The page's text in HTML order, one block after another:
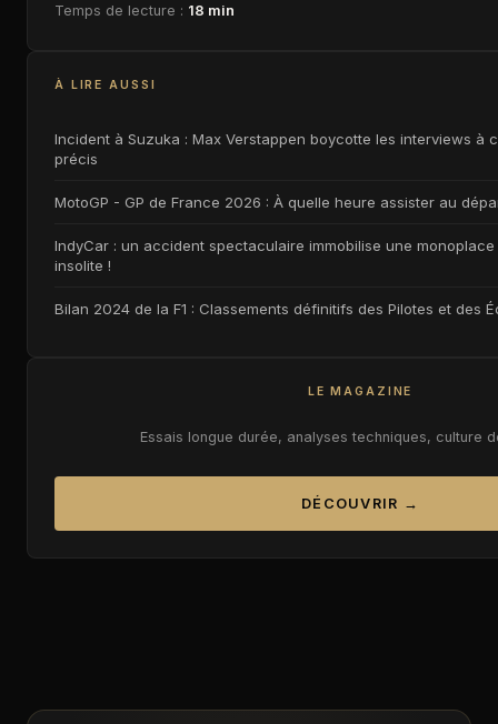
Temps de lecture : 18 min
À LIRE AUSSI
Incident à Suzuka : Max Verstappen boycotte les interviews à
précis
MotoGP - GP de France 2026 : À quelle heure assister au
IndyCar : un accident spectaculaire immobilise une
insolite !
Bilan 2024 de la F1 : Classements définitifs des Pilotes et des
LE MAGAZINE
Essais longue durée, analyses techniques, culture
DÉCOUVRIR →